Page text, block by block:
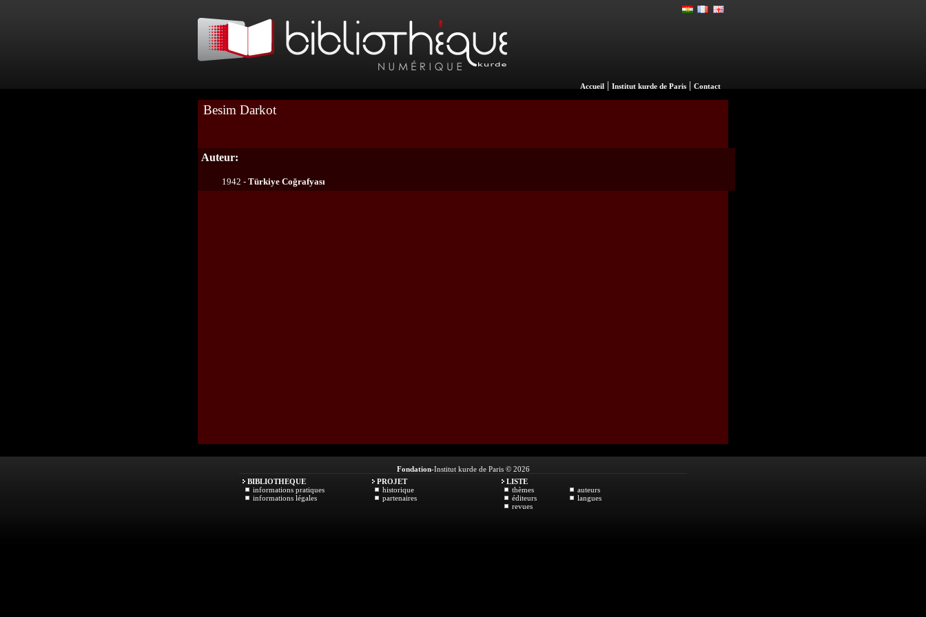
Accueil | Institut kurde de Paris | Contact
Besim Darkot
Auteur:
1942 - Türkiye Coğrafyası
Fondation-Institut kurde de Paris © 2026
BIBLIOTHEQUE
informations pratiques
informations légales
PROJET
historique
partenaires
LISTE
thèmes
auteurs
éditeurs
langues
revues